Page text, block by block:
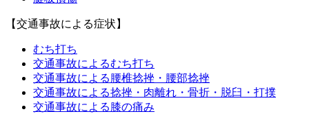
【交通事故による症状】
むち打ち
交通事故によるむち打ち
交通事故による腰椎捻挫・腰部捻挫
交通事故による捻挫・肉離れ・骨折・脱臼・打撲
交通事故による膝の痛み